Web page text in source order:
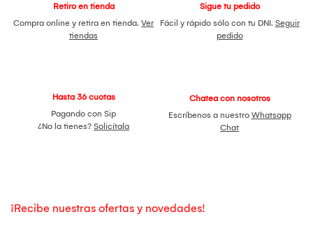
Retiro en tienda
Compra online y retira en tienda. Ver
tiendas
Sigue tu pedido
Fácil y rápido sólo con tu DNI. Seguir
pedido
Hasta 36 cuotas
Pagando con Sip
¿No la tienes? Solicítala
Chatea con nosotros
Escríbenos a nuestro Whatsapp
Chat
¡Recibe nuestras ofertas y novedades!